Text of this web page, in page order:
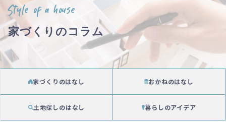
Style of a house
家づくりのコラム
家づくりのはなし おかねのはなし
土地探しのはなし 暮らしのアイデア